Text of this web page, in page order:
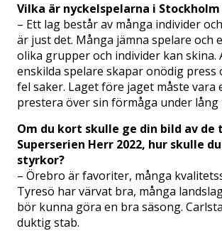
Vilka är nyckelspelarna i
– Ett lag består av många individer
är just det. Många jämna spelare och
olika grupper och individer kan skina.
enskilda spelare skapar onödig
fel saker. Laget före jaget måste
prestera över sin förmåga under lång
Om du kort skulle ge din bild av de
Superserien Herr 2022, hur skulle
styrkor?
– Örebro är favoriter, många
Tyresö har värvat bra, många
bör kunna göra en bra säsong.
duktig stab.